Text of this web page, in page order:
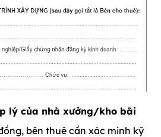
lý của nhà xưởng/kho bãi
bên thuê cần xác minh kỹ